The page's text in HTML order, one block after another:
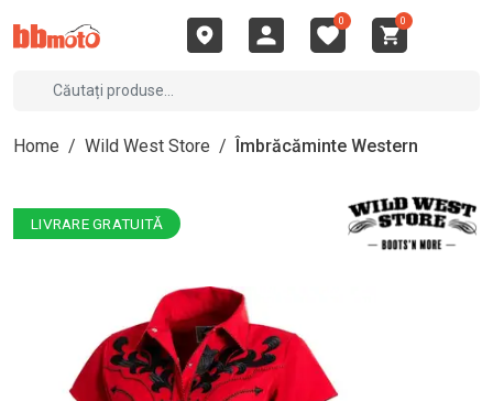
0 0
Home / Wild West Store / Îmbrăcăminte Western
LIVRARE GRATUITĂ